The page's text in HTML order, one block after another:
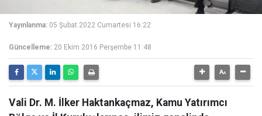
Yayınlanma: 05 Şubat 2022 Cumartesi 16:22
Güncelleme: 20 Ekim 2016 Perşembe 11:48
Vali Dr. M. İlker Haktankaçmaz, Kamu Yatırımcı